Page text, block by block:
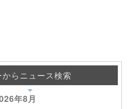
らニュース検索
年8月